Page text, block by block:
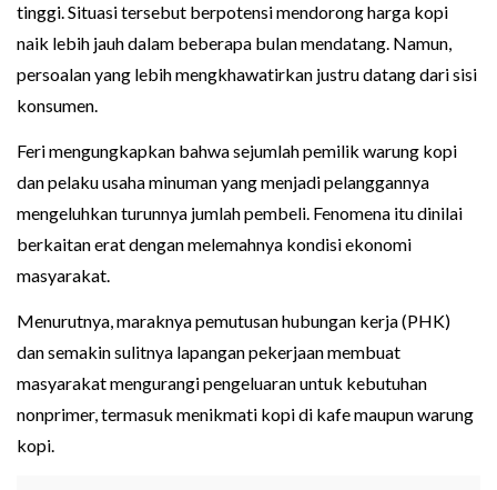
tinggi. Situasi tersebut berpotensi mendorong harga kopi
naik lebih jauh dalam beberapa bulan mendatang. Namun,
persoalan yang lebih mengkhawatirkan justru datang dari sisi
konsumen.
Feri mengungkapkan bahwa sejumlah pemilik warung kopi
dan pelaku usaha minuman yang menjadi pelanggannya
mengeluhkan turunnya jumlah pembeli. Fenomena itu dinilai
berkaitan erat dengan melemahnya kondisi ekonomi
masyarakat.
Menurutnya, maraknya pemutusan hubungan kerja (PHK)
dan semakin sulitnya lapangan pekerjaan membuat
masyarakat mengurangi pengeluaran untuk kebutuhan
nonprimer, termasuk menikmati kopi di kafe maupun warung
kopi.